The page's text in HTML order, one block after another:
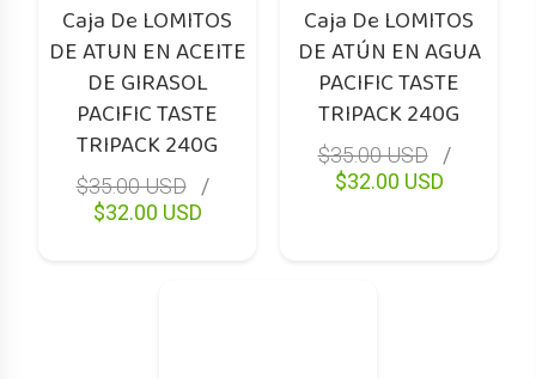
Caja De LOMITOS
DE ATUN EN ACEITE
DE GIRASOL
PACIFIC TASTE
TRIPACK 240G
$35.00 USD
$32.00 USD
Caja De LOMITOS
DE ATÚN EN AGUA
PACIFIC TASTE
TRIPACK 240G
$35.00 USD
$32.00 USD